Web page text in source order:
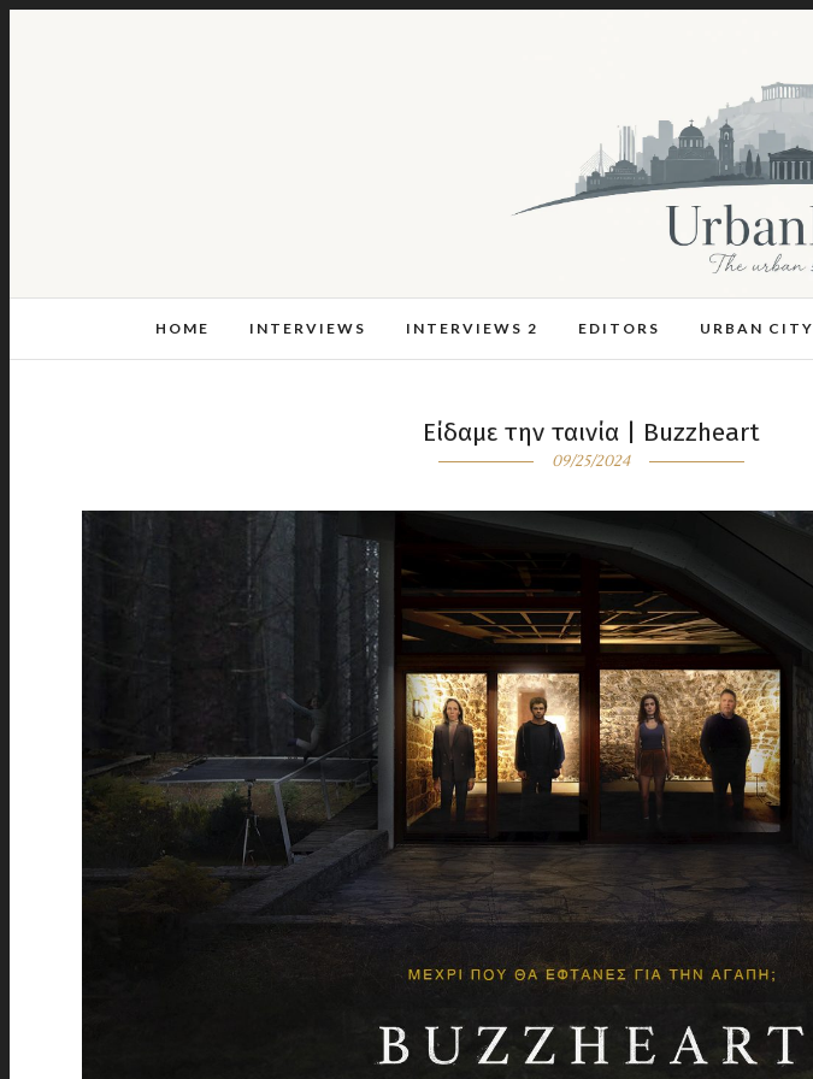
HOME INTERVIEWS INTERVIEWS 2 EDITORS URBAN CITY
Είδαμε την ταινία | Buzzheart
09/25/2024